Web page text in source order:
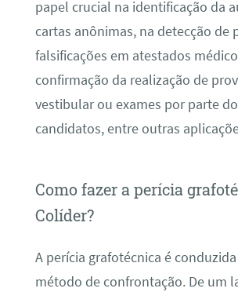
papel crucial na identificação da
cartas anônimas, na detecção de
falsificações em atestados
confirmação da realização de
vestibular ou exames por parte
candidatos, entre outras
Como fazer a perícia
Colíder?
A perícia grafotécnica é
método de confrontação. De um